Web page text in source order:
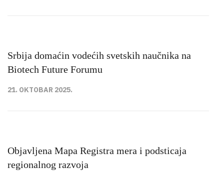
Srbija domaćin vodećih svetskih naučnika na
Biotech Future Forumu
21. OKTOBAR 2025.
Objavlјena Mapa Registra mera i podsticaja
regionalnog razvoja